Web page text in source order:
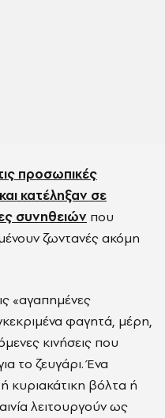
προσωπικές
κατέληξαν σε
συνηθειών που
ζωντανές ακόμη
«αγαπημένες
φαγητά, μέρη,
κινήσεις που
το ζευγάρι. Ένα
κυριακάτικη βόλτα ή
λειτουργούν ως